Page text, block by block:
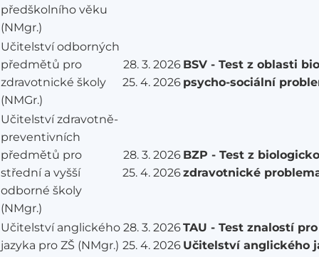
předškolního věku
(NMgr.)
Učitelství odborných
předmětů pro
zdravotnické školy
(NMGr.)
28. 3. 2026
25. 4. 2026
BSV - Test z oblasti
psycho-sociální
Učitelství zdravotně-
preventivních
předmětů pro
střední a vyšší
odborné školy
(NMgr.)
28. 3. 2026
25. 4. 2026
BZP - Test z
zdravotnické
Učitelství anglického
jazyka pro ZŠ (NMgr.)
28. 3. 2026
25. 4. 2026
TAU - Test znalostí pro
Učitelství anglického